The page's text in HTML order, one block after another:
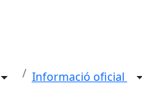
Informació oficial